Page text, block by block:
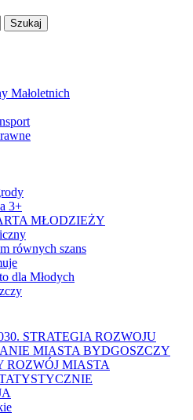
Szukaj
Małoletnich
3+
MŁODZIEŻY
równych szans
dla Młodych
STRATEGIA ROZWOJU
MIASTA BYDGOSZCZY
ROZWÓJ MIASTA